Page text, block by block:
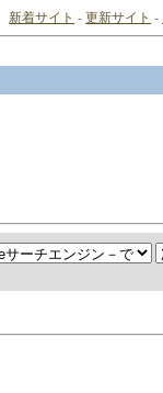
新着サイト -更新サイト -